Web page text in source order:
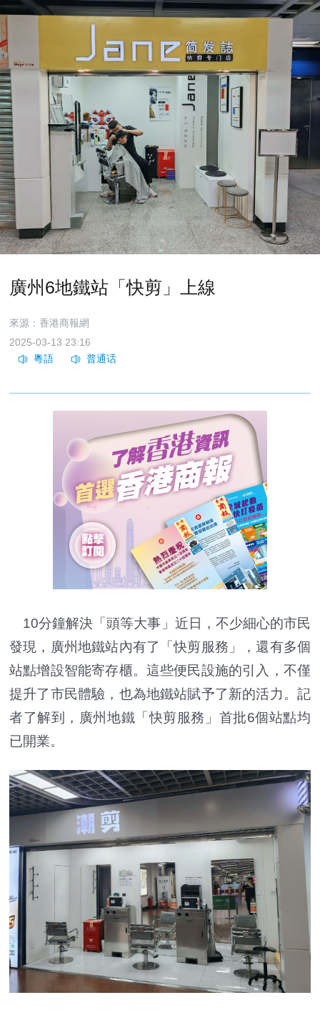
廣州6地鐵站「快剪」上線
來源：香港商報網
2025-03-13 23:16
10分鐘解決「頭等大事」近日，不少細心的市民
發現，廣州地鐵站內有了「快剪服務」，還有多個
站點增設智能寄存櫃。這些便民設施的引入，不僅
提升了市民體驗，也為地鐵站賦予了新的活力。記
者了解到，廣州地鐵「快剪服務」首批6個站點均
已開業。